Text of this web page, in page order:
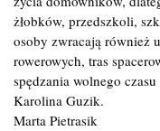
żłobków, przedszkoli,
osoby zwracają również
rowerowych, tras
spędzania wolnego
Karolina Guzik.
Marta Pietrasik